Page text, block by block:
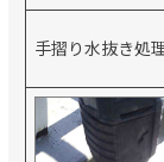
手摺り水抜き処